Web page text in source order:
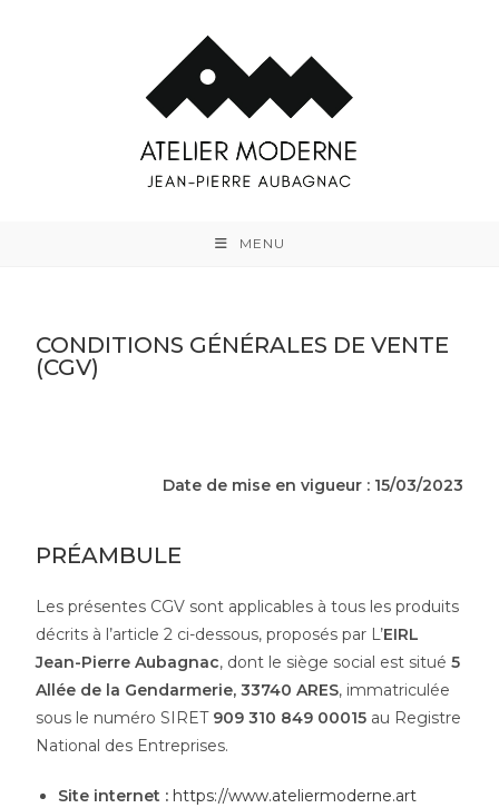
MENU
CONDITIONS GÉNÉRALES DE VENTE
(CGV)
Date de mise en vigueur : 15/03/2023
PRÉAMBULE
Les présentes CGV sont applicables à tous les produits
décrits à l’article 2 ci-dessous, proposés par L’EIRL
Jean-Pierre Aubagnac, dont le siège social est situé5
Allée de la Gendarmerie, 33740 ARES, immatriculée
sous le numéro SIRET 909 310 849 00015 au Registre
National des Entreprises.
Site internet : https://www.ateliermoderne.art